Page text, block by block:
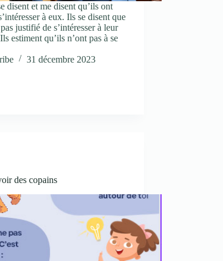
disent et me disent qu’ils ont
à eux. Ils se disent que
justifié de s’intéresser à leur
estiment qu’ils n’ont pas à se
31 décembre 2023
des copains